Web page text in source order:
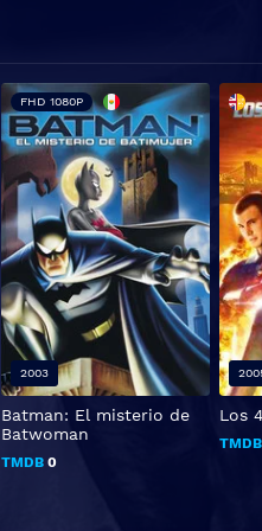
Batman: El misterio de
Batwoman
TMDB0
FHD 1080P
2003
Los
TMDB